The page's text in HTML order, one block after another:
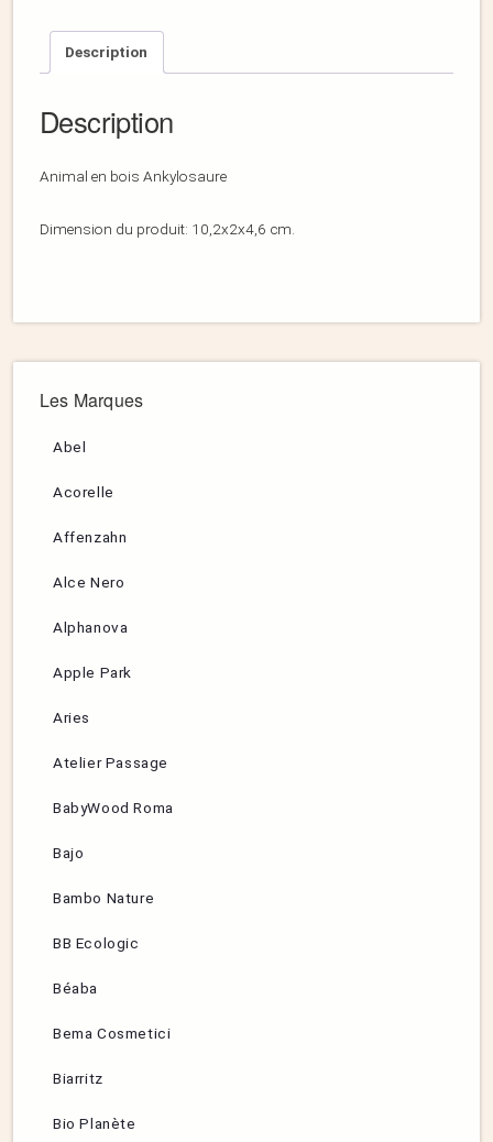
Description
Description
Animal en bois Ankylosaure
Dimension du produit: 10,2x2x4,6 cm.
Les Marques
Abel
Acorelle
Affenzahn
Alce Nero
Alphanova
Apple Park
Aries
Atelier Passage
BabyWood Roma
Bajo
Bambo Nature
BB Ecologic
Béaba
Bema Cosmetici
Biarritz
Bio Planète